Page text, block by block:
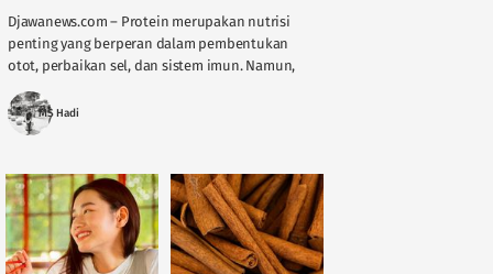
Djawanews.com – Protein merupakan nutrisi
penting yang berperan dalam pembentukan
otot, perbaikan sel, dan sistem imun. Namun,
Faktor seperti usia, jenis ....
MS Hadi